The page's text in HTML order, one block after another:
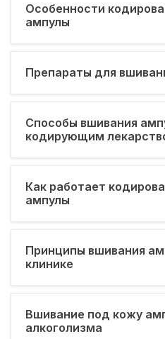
Особенности
ампулы
Препараты для
Способы вшивания
кодирующим
Как работает
ампулы
Принципы вшивания
клинике
Вшивание под кожу
алкоголизма